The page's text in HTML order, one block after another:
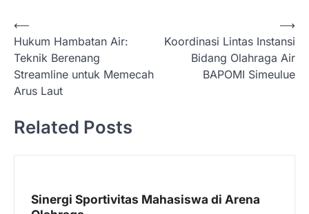
N
a
v
i
a
⟵
Hukum Hambatan Air:
Teknik Berenang
Streamline untuk Memecah
Arus Laut
Koordinasi Lintas Instansi
Bidang Olahraga Air
BAPOMI Simeulue
⟶
Related Posts
Sinergi Sportivitas Mahasiswa di Arena